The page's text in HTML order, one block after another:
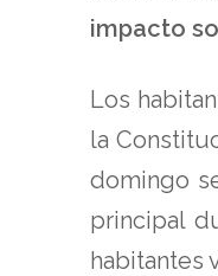
impacto
Los
la
domingo
principal
habitantes